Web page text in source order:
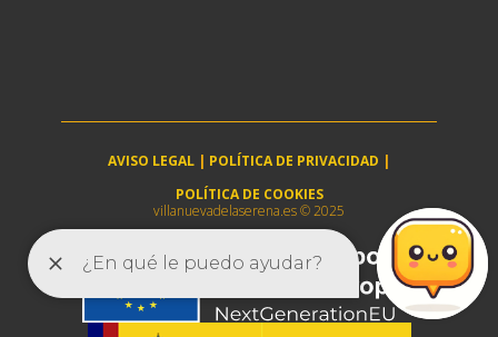
AVISO LEGAL | POLÍTICA DE PRIVACIDAD |
POLÍTICA DE COOKIES
villanuevadelaserena.es © 2025